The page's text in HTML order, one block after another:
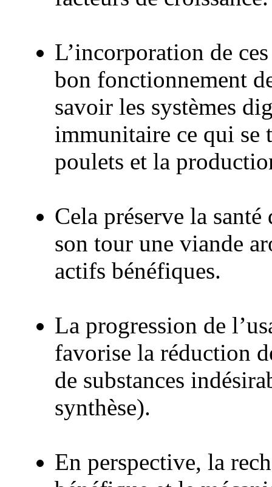
L’incorporation de
bon fonctionnement
savoir les systèmes
immunitaire ce qui se
poulets et la
Cela préserve la
son tour une viande
actifs bénéfiques.
La progression de
favorise la réduction
de substances
synthèse).
En perspective, la